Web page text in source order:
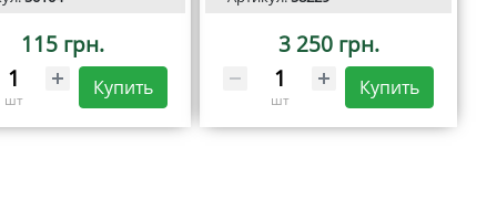
115 грн.
шт
Купить
3 250 грн.
шт
Купить